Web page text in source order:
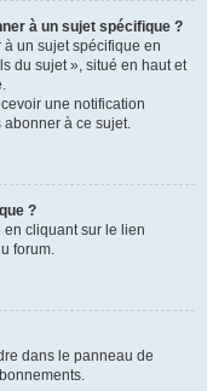
à un sujet spécifique ?
un sujet spécifique en
du sujet », situé en haut et
une notification
abonner à ce sujet.
?
cliquant sur le lien
forum.
dans le panneau de